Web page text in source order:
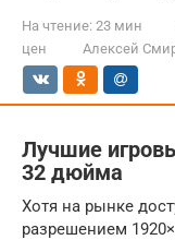
На чтение: 23 мин
цен
Алексей
Лучшие
32 дюйма
Хотя на рынке
разрешением